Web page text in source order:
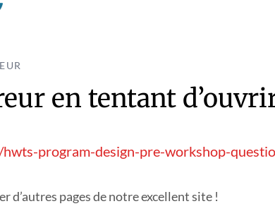
en tentant
program-design-pre-workshop-
pages de notre excellent site !